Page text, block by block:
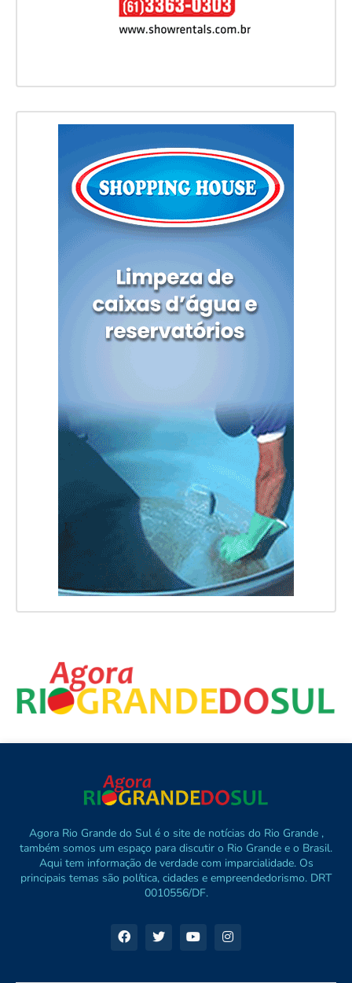
Agora Rio Grande do Sul é o site de notícias do Rio Grande ,
também somos um espaço para discutir o Rio Grande e o Brasil.
Aqui tem informação de verdade com imparcialidade. Os
principais temas são política, cidades e empreendedorismo. DRT
0010556/DF.